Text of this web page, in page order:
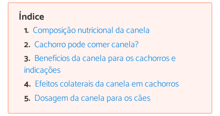
Índice
Composição nutricional da canela
Cachorro pode comer canela?
Benefícios da canela para os cachorros e
indicações
Efeitos colaterais da canela em cachorros
Dosagem da canela para os cães